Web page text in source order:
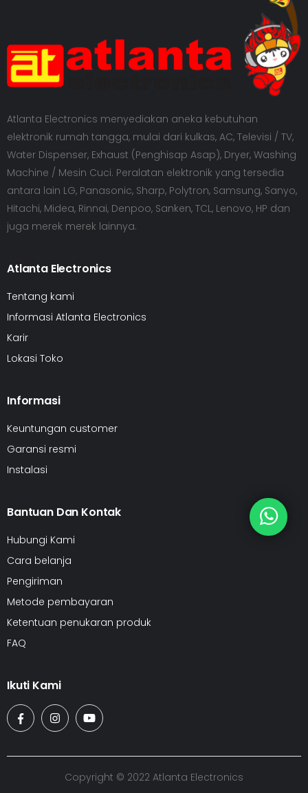
Atlanta Electronics menyediakan aneka kebutuhan
elektronik rumah tangga, mulai dari kulkas, AC, Televisi / TV,
Water Dispenser, Exhaust (Penghisap Asap), Dryer, Washing
Machine / Mesin Cuci. Peralatan elektronik yang tersedia
antara lain LG, Panasonic, Sharp, Polytron, Samsung, Sanyo,
Hitachi, Midea, Rinnai, Denpoo, Sanken, TCL, Lenovo, HP dan
juga merek merek lainnya.
Atlanta Electronics
Tentang kami
Informasi Atlanta Electronics
Karir
Lokasi Toko
Informasi
Keuntungan customer
Garansi resmi
Instalasi
Bantuan Dan Kontak
Hubungi Kami
Cara belanja
Pengiriman
Metode pembayaran
Ketentuan penukaran produk
FAQ
Ikuti Kami
Copyright © 2022 Atlanta Electronics